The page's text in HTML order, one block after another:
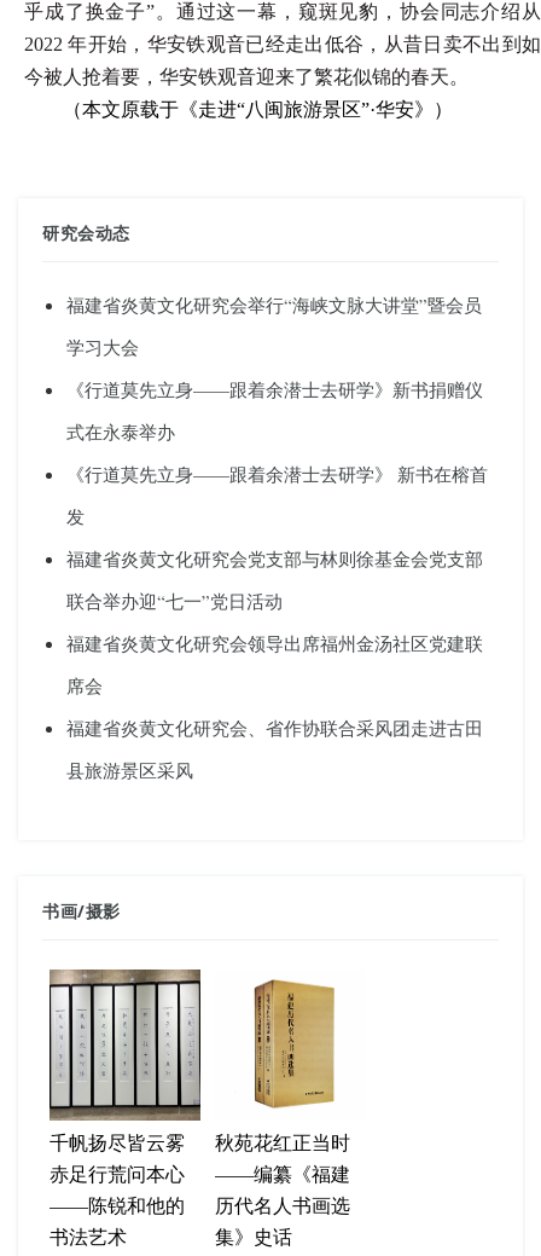
乎成了换金子”。通过这一幕，窥斑见豹，协会同志介绍从
2022 年开始，华安铁观音已经走出低谷，从昔日卖不出到如
今被人抢着要，华安铁观音迎来了繁花似锦的春天。
（本文原载于《走进“八闽旅游景区”·华安》）
研究会动态
福建省炎黄文化研究会举行“海峡文脉大讲堂”暨会员
学习大会
《行道莫先立身——跟着余潜士去研学》新书捐赠仪
式在永泰举办
《行道莫先立身——跟着余潜士去研学》 新书在榕首
发
福建省炎黄文化研究会党支部与林则徐基金会党支部
联合举办迎“七一”党日活动
福建省炎黄文化研究会领导出席福州金汤社区党建联
席会
福建省炎黄文化研究会、省作协联合采风团走进古田
县旅游景区采风
书画/摄影
千帆扬尽皆云雾
赤足行荒问本心
——陈锐和他的
书法艺术
秋苑花红正当时
——编纂《福建
历代名人书画选
集》史话